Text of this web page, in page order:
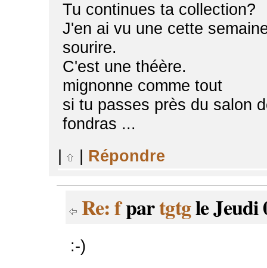
Tu continues ta collection?
J'en ai vu une cette
sourire.
C'est une théère.
mignonne comme tout
si tu passes près du salon
fondras ...
Répondre
Re: fpartgtgle Jeudi
:-)